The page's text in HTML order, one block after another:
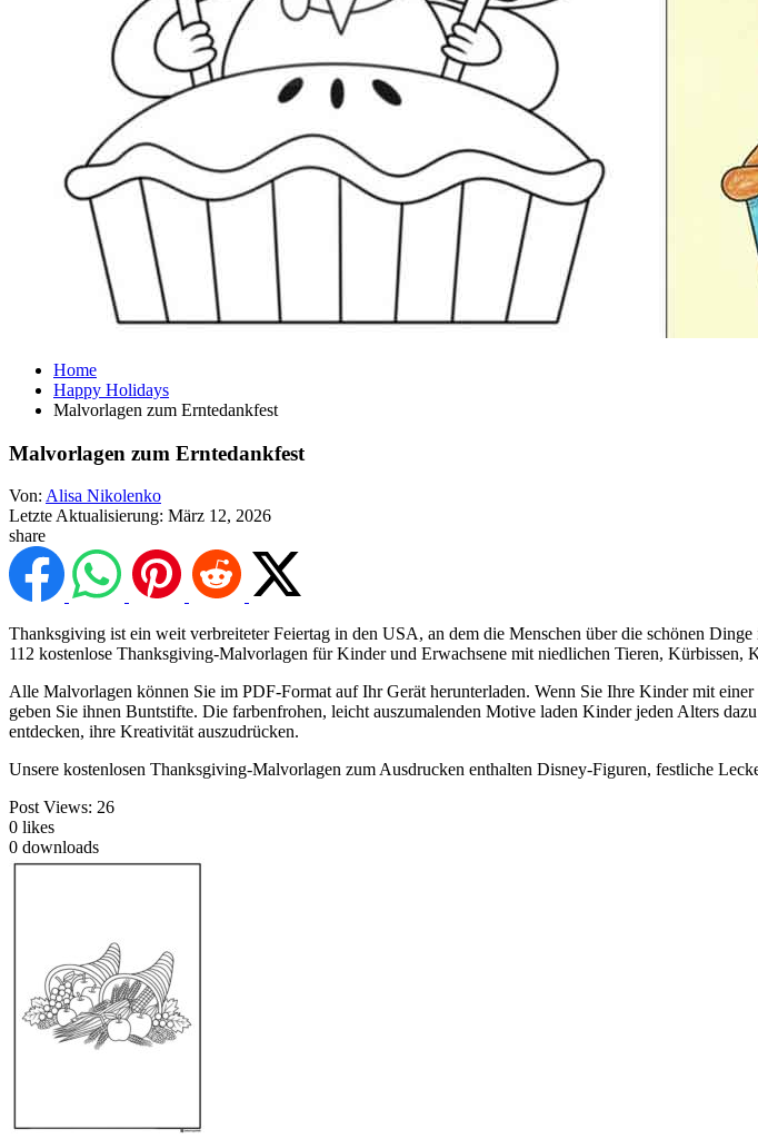
Home
Happy Holidays
Malvorlagen zum Erntedankfest
Malvorlagen zum Erntedankfest
Von: Alisa Nikolenko
Letzte Aktualisierung: März 12, 2026
share
Thanksgiving ist ein weit verbreiteter Feiertag in den USA, an dem die Menschen über die schönen
112 kostenlose Thanksgiving-Malvorlagen für Kinder und Erwachsene mit niedlichen Tieren, Kürbissen,
Alle Malvorlagen können Sie im PDF-Format auf Ihr Gerät herunterladen. Wenn Sie Ihre Kinder mit
geben Sie ihnen Buntstifte. Die farbenfrohen, leicht auszumalenden Motive laden Kinder jeden Alters
entdecken, ihre Kreativität auszudrücken.
Unsere kostenlosen Thanksgiving-Malvorlagen zum Ausdrucken enthalten Disney-Figuren, festliche
Post Views: 26
0 likes
0 downloads